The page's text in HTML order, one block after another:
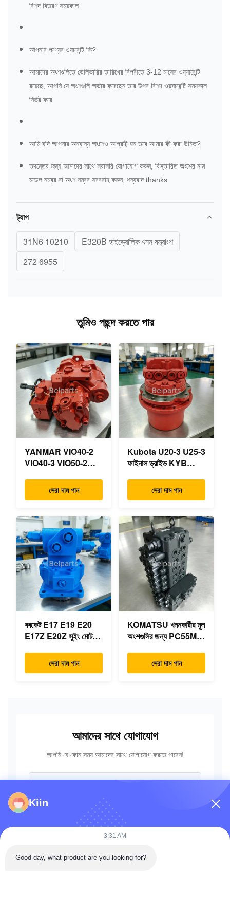
বিশদ বিতরণ সময়কাল
আপনার পণ্যের ওয়ারেন্টি কি?
আমাদের অংশগুলিতে ডেলিভারির তারিখের বিপরীতে 3-12 মাসের ওয়্যারেন্টি
রয়েছে, আপনি যে অংশগুলি অর্ডার করেছেন তার উপর বিশদ ওয়্যারেন্টি সময়কাল
নির্ভর করে
আমি যদি আপনার অন্যান্য অংশেও আগ্রহী হন তবে আমার কী করা উচিত?
তদন্তের জন্য আমাদের সাথে সরাসরি যোগাযোগ করুন, বিস্তারিত অংশের নাম
মডেল নম্বর বা অংশ নম্বর সরবরাহ করুন, ধন্যবাদ thanks
ট্যাগ
31N6 10210
E320B হাইড্রোলিক খনন যন্ত্রাংশ
272 6955
তুমিও পছন্দ করতে পার
YANMAR VIO40-2
VIO40-3 VIO50-2
VIO55-3 প্রধান
হাইড্রোলিক পাম্প OEM
16023 B0600-16017
মিনি এক্সকাভেটর
সেরা দাম পান
Kubota U20-3 U25-3
ফাইনাল ড্রাইভ KYB
OEM ভ্রমণ মোটর
B0240-18076
RB559-61290
RC157-78000 মিনি
খননকারীর যন্ত্রাংশের জন্য
সেরা দাম পান
ববকেট E17 E19 E20
E17Z E20Z সুইং মোটর
7024419 মিনি
এক্সক্যাভারের জন্য
সেরা দাম পান
KOMATSU খননকারীর মূল
অংশগুলির জন্য PC55MR-
723-18-18200 723-
18-18201 723-18-
সেরা দাম পান
আমাদের সাথে যোগাযোগ
আপনি যে কোন সময় আমাদের সাথে যোগাযোগ করতে পারেন!
Kiin
3:31 AM
Good day, what product are you looking for?